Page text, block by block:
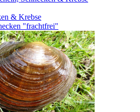
& Krebse
"frachtfrei"